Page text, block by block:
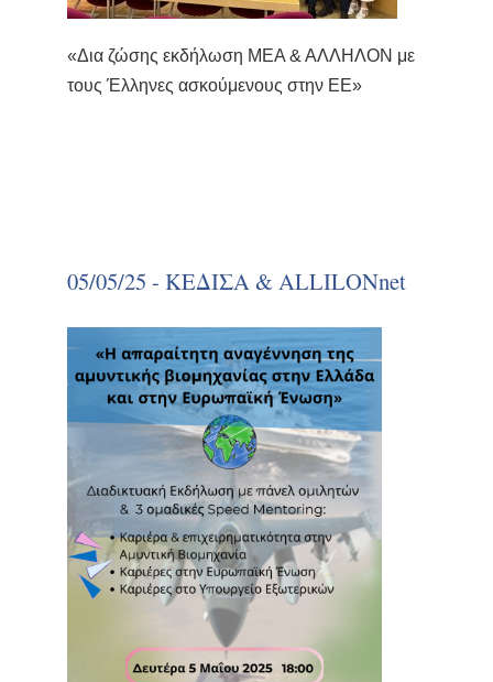
«Δια ζώσης εκδήλωση ΜΕΑ & ΑΛΛΗΛΟΝ με
τους Έλληνες ασκούμενους στην ΕΕ»
05/05/25 - ΚΕΔΙΣΑ & ALLILONnet